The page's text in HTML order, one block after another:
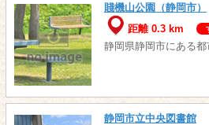
賤機山公園（静岡市）
距離 0.3 km
静岡県静岡市にある都
静岡市立中央図書館